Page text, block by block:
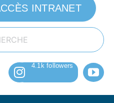
INTRANET